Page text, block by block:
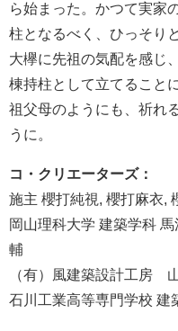
ら始まった。かつて実家
柱となるべく、ひっそり
大欅に先祖の気配を感じ
棟持柱として立てること
祖父母のようにも、祈れ
うに。
コ・クリエーターズ：
施主 櫻打純視, 櫻打麻衣,
岡山理科大学 建築学科
輔
（有）風建築設計工房
石川工業高等専門学校